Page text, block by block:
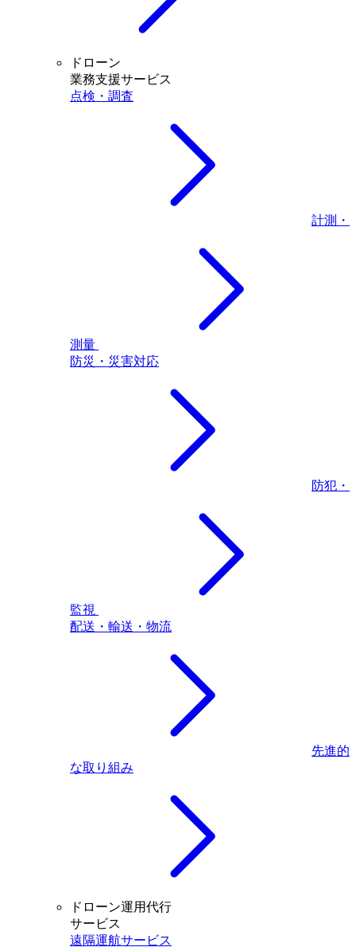
ドローン
業務支援サービス
点検・調査
計測・
測量
防災・災害対応
防犯・
監視
配送・輸送・物流
先進的
な取り組み
ドローン運用代行
サービス
遠隔運航サービス